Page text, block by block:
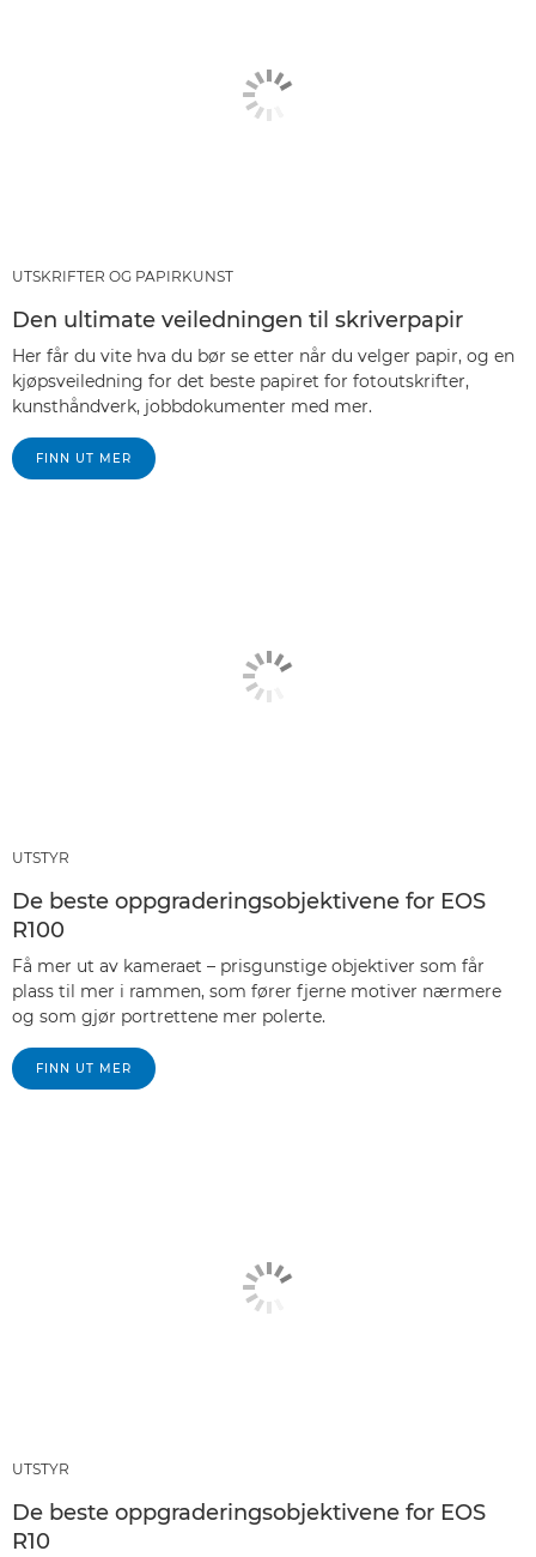
UTSKRIFTER OG PAPIRKUNST
Den ultimate veiledningen til skriverpapir
Her får du vite hva du bør se etter når du velger papir, og en
kjøpsveiledning for det beste papiret for fotoutskrifter,
kunsthåndverk, jobbdokumenter med mer.
FINN UT MER
UTSTYR
De beste oppgraderingsobjektivene for EOS
R100
Få mer ut av kameraet – prisgunstige objektiver som får
plass til mer i rammen, som fører fjerne motiver nærmere
og som gjør portrettene mer polerte.
FINN UT MER
UTSTYR
De beste oppgraderingsobjektivene for EOS
R10